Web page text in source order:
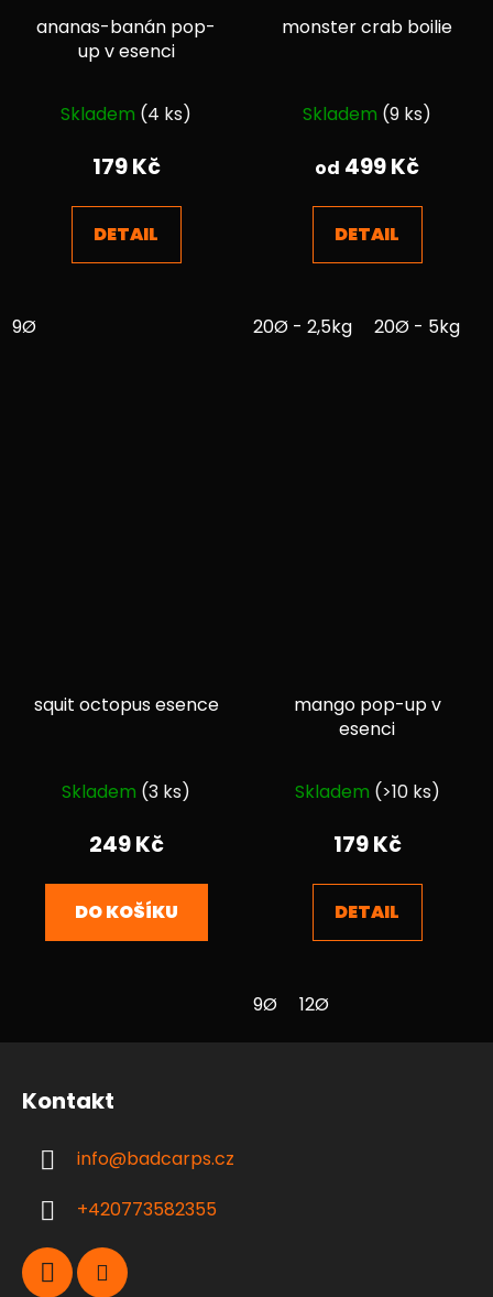
ananas-banán pop-
up v esenci
hodnocení
produktu
4,9
z
Skladem (4 ks)
179 Kč
DETAIL
9Ø
monster crab boilie
hodnocení
produktu
4,1
z
Skladem (9 ks)
od 499 Kč
DETAIL
20Ø - 2,5kg 20Ø - 5kg
squit octopus esence
hodnocení
produktu
5,0
z
Skladem (3 ks)
249 Kč
DO KOŠÍKU
mango pop-up v
esenci
hodnocení
produktu
5,0
z
Skladem (>10 ks)
179 Kč
DETAIL
9Ø 12Ø
Kontakt
info@badcarps.cz
+420773582355